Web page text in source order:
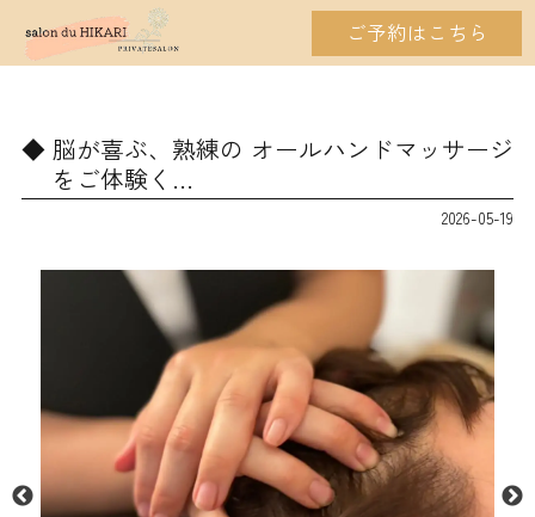
ご予約はこちら
脳が喜ぶ、熟練の オールハンドマッサージ
をご体験く…
2026-05-19